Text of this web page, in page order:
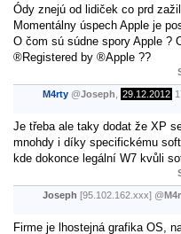
Ódy znejú od lidiček co prd
Momentálny úspech Apple je
O čom sú súdne spory Apple ?
®Registered by ®Apple ??
M4rty @Joseph 29.12.2012
Je třeba ale taky dodat že XP
mnohdy i díky specifickému
kde dokonce legální W7 kvůli
Joseph [95.102.162.xxx] @
Firme je lhostejná grafika OS,